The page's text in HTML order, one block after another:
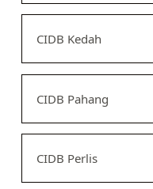
CIDB Kedah
CIDB Pahang
CIDB Perlis